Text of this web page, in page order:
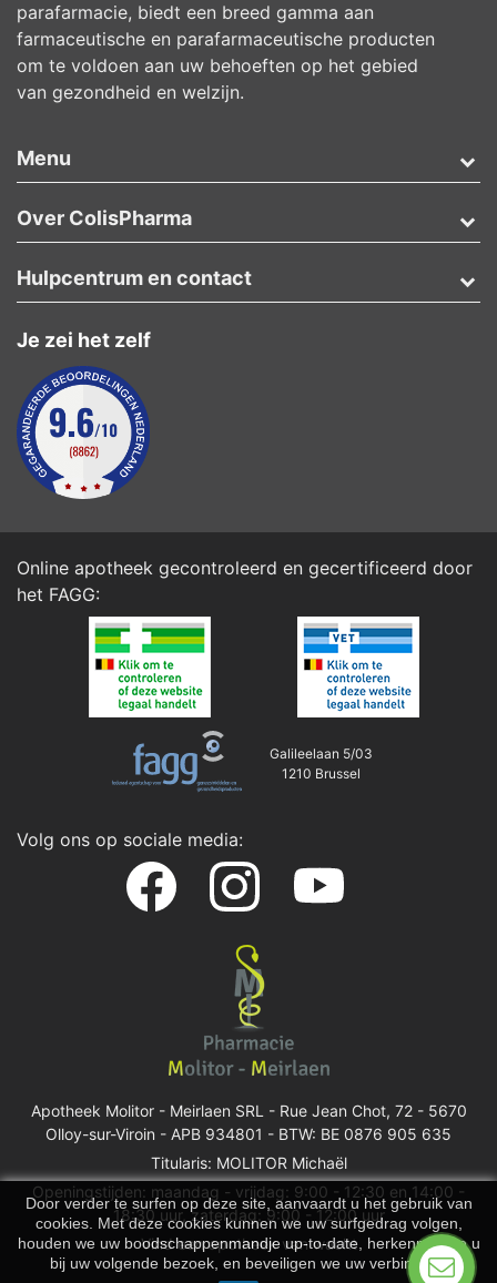
parafarmacie, biedt een breed gamma aan
farmaceutische en parafarmaceutische producten
om te voldoen aan uw behoeften op het gebied
van gezondheid en welzijn.
Menu
Over ColisPharma
Door verder te surfen op deze site, aanvaardt u het gebruik van
cookies. Met deze cookies kunnen we uw surfgedrag volgen,
houden we uw boodschappenmandje up-to-date, herkennen we u
bij uw volgende bezoek, en beveiligen we uw verbinding.
Je zei het zelf
Hulpcentrum en contact
Online apotheek gecontroleerd en gecertificeerd door
het FAGG:
Galileelaan 5/03
1210 Brussel
Volg ons op sociale media:
Apotheek Molitor - Meirlaen SRL - Rue Jean Chot, 72 - 5670
Olloy-sur-Viroin - APB 934801 - BTW: BE 0876 905 635
Titularis: MOLITOR Michaël
Openingstijden: maandag - vrijdag: 9:00 - 12:30 en 14:00 -
18:30 uur, zaterdag: 9:00 - 12:00 uur
Vind een apotheek van wacht